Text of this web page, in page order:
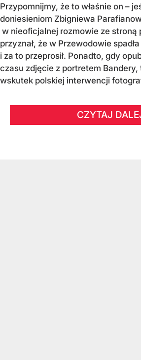
Przypomnijmy, że to właśnie on –
doniesieniom Zbigniewa
w nieoficjalnej rozmowie ze stroną
przyznał, że w Przewodowie
i za to przeprosił. Ponadto, gdy
czasu zdjęcie z portretem
wskutek polskiej interwencji
CZYTAJ